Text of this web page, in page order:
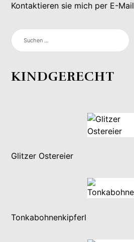
Kontaktieren sie mich per E-Mail
SUCHEN
NACH:
KINDGERECHT
Glitzer Ostereier
Tonkabohnenkipferl